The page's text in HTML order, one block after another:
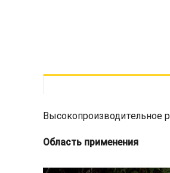
Высокопроизводительное
Область применения